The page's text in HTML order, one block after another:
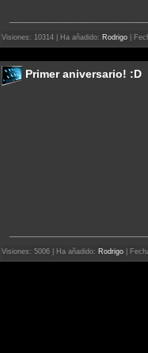
Visiones: 10314 | Ha añadido: Rodrigo|
Primer aniversario! :D
Visiones: 5006 | Ha añadido: Rodrigo|